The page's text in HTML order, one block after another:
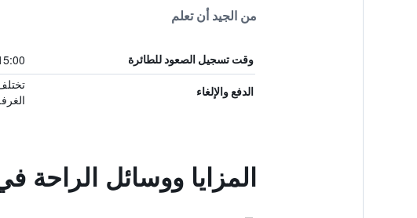
من الجيد أن تعلم
وقت تسجيل الصعود للطائرة
الدفع والإلغاء
المزايا ووسائل الراحة